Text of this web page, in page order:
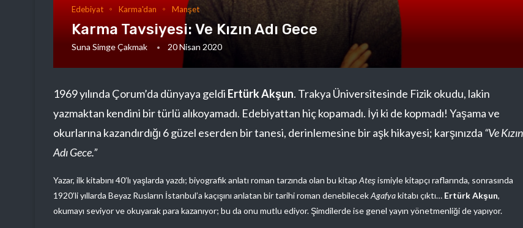
Edebiyat Karma'dan Manşet
Karma Tavsiyesi: Ve Kızın Adı Gece
Suna Simge Çakmak 20 Nisan 2020
1969 yılında Çorum’da dünyaya geldi Ertürk Akşun. Trakya Üniversitesinde Fizik okudu, lakin
yazmaktan kendini bir türlü alıkoyamadı. Edebiyattan hiç kopamadı. İyi ki de kopmadı! Yaşama ve
okurlarına kazandırdığı 6 güzel eserden bir tanesi, derinlemesine bir aşk hikayesi; karşınızda “Ve Kızın
Adı Gece.”
Yazar, ilk kitabını 40’lı yaşlarda yazdı; biyografik anlatı roman tarzında olan bu kitap Ateşismiyle kitapçı raflarında, sonrasında
1920’li yıllarda Beyaz Rusların İstanbul’a kaçışını anlatan bir tarihi roman denebilecekAgafyakitabı çıktı… Ertürk Akşun,
okumayı seviyor ve okuyarak para kazanıyor; bu da onu mutlu ediyor. Şimdilerde ise genel yayın yönetmenliği de yapıyor.